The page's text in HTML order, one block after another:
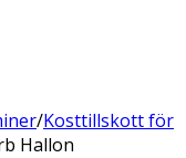
/Kosttillskott för
Hallon